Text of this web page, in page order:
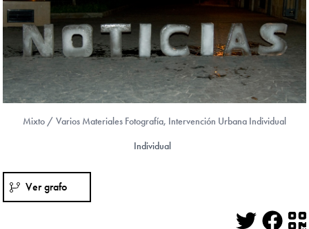
Mixto / Varios Materiales Fotografía, Intervención Urbana Individual
Individual
Ver grafo